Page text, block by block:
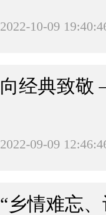
2022-10-09
向经典致
2022-09-09
“乡情难忘